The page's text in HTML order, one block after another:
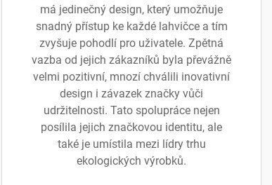
má jedinečný design, který umožňuje
snadný přístup ke každé lahvičce a tím
zvyšuje pohodlí pro uživatele. Zpětná
vazba od jejich zákazníků byla převážně
velmi pozitivní, mnozí chválili inovativní
design i závazek značky vůči
udržitelnosti. Tato spolupráce nejen
posílila jejich značkovou identitu, ale
také je umístila mezi lídry trhu
ekologických výrobků.